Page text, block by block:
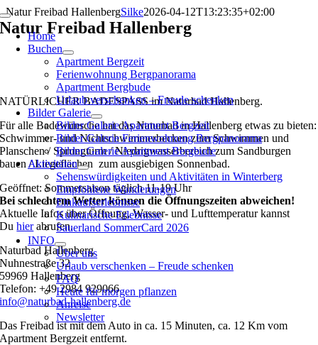
Zum
Inhalt
springen
Toggle
Navigation
Home
Buchen
Apartment Bergzeit
Ferienwohnung Bergpanorama
Apartment Bergbude
Urlaub verschenken – Freude schenken
Bilder Galerie
Bilder Galerie Apartment Bergzeit
Bilder Galerie Ferienwohnung Bergpanorama
Bilder Galerie Apartment Bergbude
Aktivitäten
Sehenswürdigkeiten und Aktivitäten in Winterberg
Empfohlene Wanderungen
Einkaufserlebnisse
Kulinarische Erlebnisse
Sauerland SommerCard 2026
INFO
Über uns
Urlaub verschenken – Freude schenken
FAQ
Heute für morgen pflanzen
Anreise
Newsletter
Natur Freibad HallenbergSilke2026-04-12T13:23:35+02:00
Natur Freibad Hallenberg
NATÜRLICHER BADESPASS im Naturbad Hallenberg.
Für alle Badewünsche hat das Naturbad in Hallenberg etwas zu bieten:
Schwimmer- und Nichtschwimmerbecken zum Schwimmen und
Planschen / Sprungturm / Niedrigwasserbereich zum Sandburgen
bauen / Liegeflächen zum ausgiebigen Sonnenbad.
Geöffnet: Sommersaison täglich 11-19 Uhr
Bei schlechtem Wetter können die Öffnungszeiten abweichen!
Aktuelle Infos über Öffnung, Wasser- und Lufttemperatur kannst
Duhierabrufen.
Naturbad Hallenberg
Nuhnestraße 32
59969 Hallenberg
Telefon: +49 2984 929066
info@naturbad-hallenberg.de
Das Freibad ist mit dem Auto in ca. 15 Minuten, ca. 12 Km vom
Apartment Bergzeit entfernt.